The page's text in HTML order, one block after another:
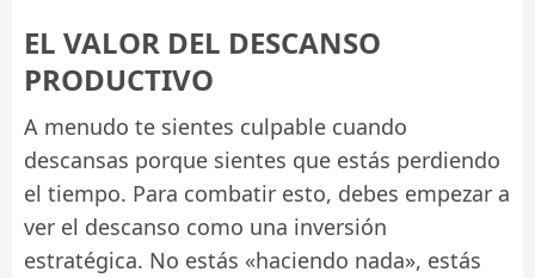
EL VALOR DEL DESCANSO
PRODUCTIVO
A menudo te sientes culpable cuando
descansas porque sientes que estás perdiendo
el tiempo. Para combatir esto, debes empezar a
ver el descanso como una inversión
estratégica. No estás «haciendo nada», estás